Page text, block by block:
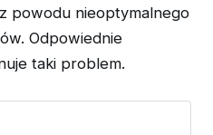
powodu nieoptymalnego
Odpowiednie
taki problem.